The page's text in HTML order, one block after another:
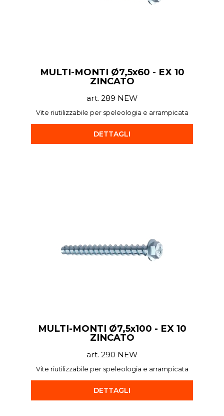
MULTI-MONTI Ø7,5x60 - EX 10
ZINCATO
art. 289 NEW
Vite riutilizzabile per speleologia e arrampicata
DETTAGLI
MULTI-MONTI Ø7,5x100 - EX 10
ZINCATO
art. 290 NEW
Vite riutilizzabile per speleologia e arrampicata
DETTAGLI